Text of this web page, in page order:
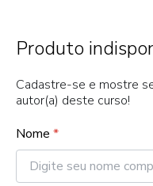
Produto
Cadastre-se e mostre
autor(a) deste curso!
Nome *